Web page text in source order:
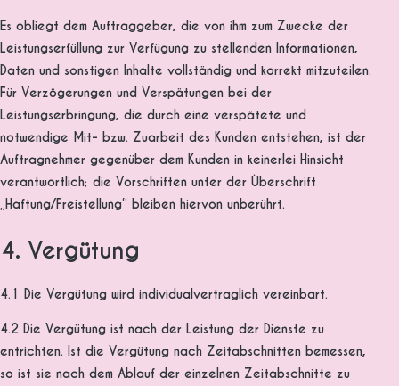
Es obliegt dem Auftraggeber, die von ihm zum Zwecke der
Leistungserfüllung zur Verfügung zu stellenden Informationen,
Daten und sonstigen Inhalte vollständig und korrekt mitzuteilen.
Für Verzögerungen und Verspätungen bei der
Leistungserbringung, die durch eine verspätete und
notwendige Mit- bzw. Zuarbeit des Kunden entstehen, ist der
Auftragnehmer gegenüber dem Kunden in keinerlei Hinsicht
verantwortlich; die Vorschriften unter der Überschrift
„Haftung/Freistellung“ bleiben hiervon unberührt.
4. Vergütung
4.1 Die Vergütung wird individualvertraglich vereinbart.
4.2 Die Vergütung ist nach der Leistung der Dienste zu
entrichten. Ist die Vergütung nach Zeitabschnitten bemessen,
so ist sie nach dem Ablauf der einzelnen Zeitabschnitte zu